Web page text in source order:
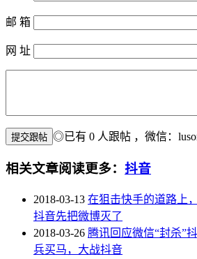
邮 箱
网 址
◎已有 0 人跟帖 ，微信：
相关文章阅读更多： 抖音
2018-03-13 在狙击快手的道路上
抖音先把微博灭了
2018-03-26 腾讯回应微信“封杀”
兵买马，大战抖音